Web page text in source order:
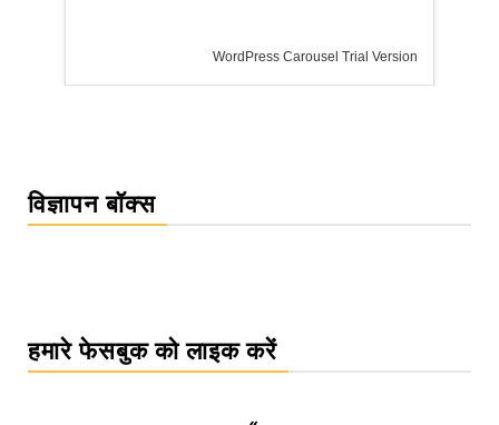
विज्ञापन बॉक्स
हमारे फेसबुक को लाइक करें